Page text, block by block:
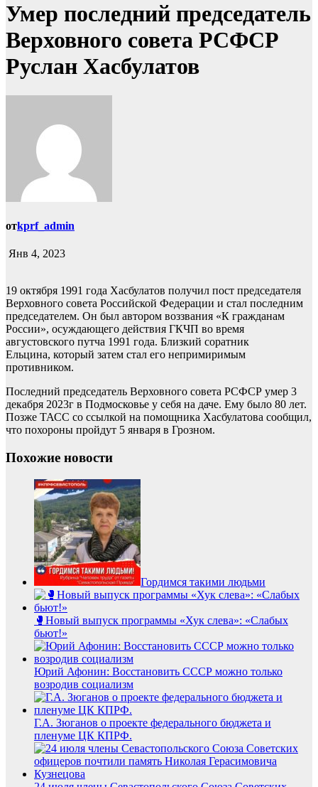
Умер последний председатель
Верховного совета РСФСР
Руслан Хасбулатов
отkprf_admin
Янв 4, 2023
19 октября 1991 года Хасбулатов получил пост председателя
Верховного совета Российской Федерации и стал последним
председателем. Он был автором воззвания «К гражданам
России», осуждающего действия ГКЧП во время
августовского путча 1991 года. Близкий соратник
Ельцина, который затем стал его непримиримым
противником.
Последний председатель Верховного совета РСФСР умер 3
декабря 2023г в Подмосковье у себя на даче. Ему было 80 лет.
Позже ТАСС со ссылкой на помощника Хасбулатова сообщил,
что похороны пройдут 5 января в Грозном.
Похожие новости
Гордимся такими людьми
🥊Новый выпуск программы «Хук слева»: «Слабых
бьют!»
Юрий Афонин: Восстановить СССР можно только
возродив социализм
Г.А. Зюганов о проекте федерального бюджета и
пленуме ЦК КПРФ.